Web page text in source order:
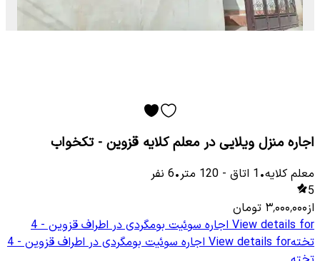
اجاره منزل ویلایی در معلم کلایه قزوین - تکخواب
معلم كلایه•
1 اتاق -
120 متر•
6 نفر
5
از۳٬۰۰۰٬۰۰۰ تومان
View details for
اجاره سوئیت بومگردی در اطراف قزوین - 4
تختهView details for
اجاره سوئیت بومگردی در اطراف قزوین - 4